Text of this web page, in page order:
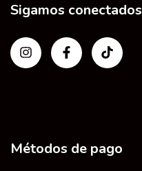
Sigamos conectados
Métodos de pago